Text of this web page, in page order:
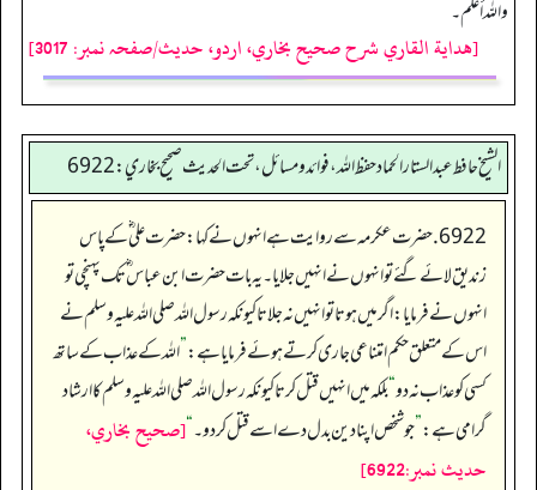
واللہ أعلم۔
[هداية القاري شرح صحيح بخاري، اردو، حدیث/صفحہ نمبر: 3017]
الشيخ حافط عبدالستار الحماد حفظ الله، فوائد و مسائل، تحت الحديث صحيح بخاري:6922
6922. حضرت عکرمہ سے روایت ہے انہوں نے کہا: حضرت علی ؓ کے پاس
زندیق لائے گئے تو انہوں نے انہیں جلایا۔ یہ بات حضرت ابن عباس ؓ تک پہنچی تو
انہوں نے فرمایا: اگر میں ہوتا تو انہیں نہ جلاتا کیونکہ رسول اللہ صلی اللہ علیہ وسلم نے
اس کے متعلق حکم امتناعی جاری کرتے ہوئے فرمایا ہے:”اللہ کے عذاب کے ساتھ
کسی کو عذاب نہ دو“بلکہ میں انہیں قتل کرتا کیونکہ رسول اللہ صلی اللہ علیہ وسلم کا ارشاد
گرامی ہے:”جو شخص اپنا دین بدل دے اسے قتل کر دو۔“[صحيح بخاري،
حديث نمبر:6922]